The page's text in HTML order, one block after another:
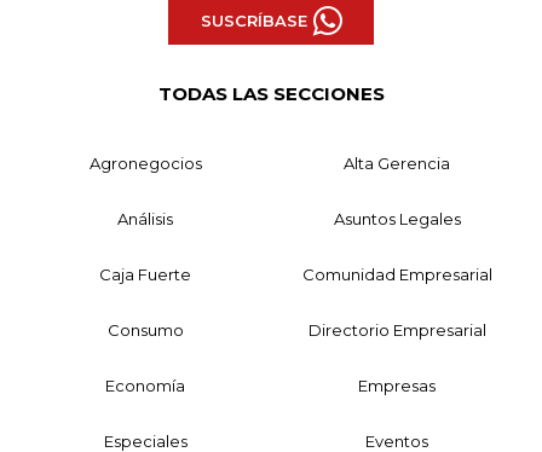
SUSCRÍBASE
TODAS LAS SECCIONES
Agronegocios Alta Gerencia
Análisis Asuntos Legales
Caja Fuerte Comunidad Empresarial
Consumo Directorio Empresarial
Economía Empresas
Especiales Eventos